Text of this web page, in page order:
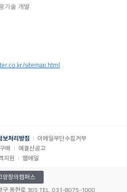
기술 개발
sitemap.html
보처리방침
이메일무단수집거부
매
예결산공고
지원
웹메일
양창의캠퍼스
구 동헌로 305 TEL. 031-8075-1000